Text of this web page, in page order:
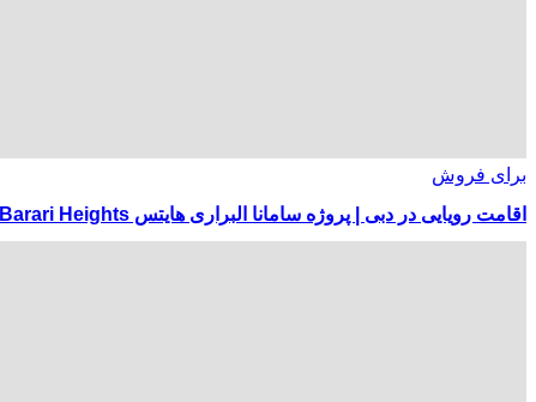
برای فروش
اقامت رویایی در دبی | پروژه سامانا البراری هایتس Samana Barari Heights